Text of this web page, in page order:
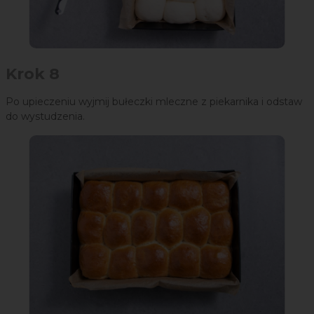
Po upieczeniu wyjmij bułeczki mleczne z piekarnika i odstaw
do wystudzenia.